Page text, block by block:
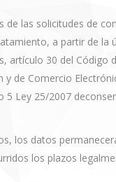
las solicitudes de
a partir de la
artículo 30 del Código
de Comercio
Ley 25/2007
los datos
los plazos